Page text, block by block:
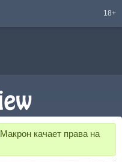
18+
Макрон качает права на